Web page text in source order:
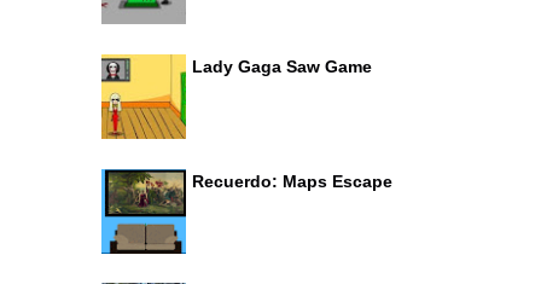
Lady Gaga Saw Game
Recuerdo: Maps Escape